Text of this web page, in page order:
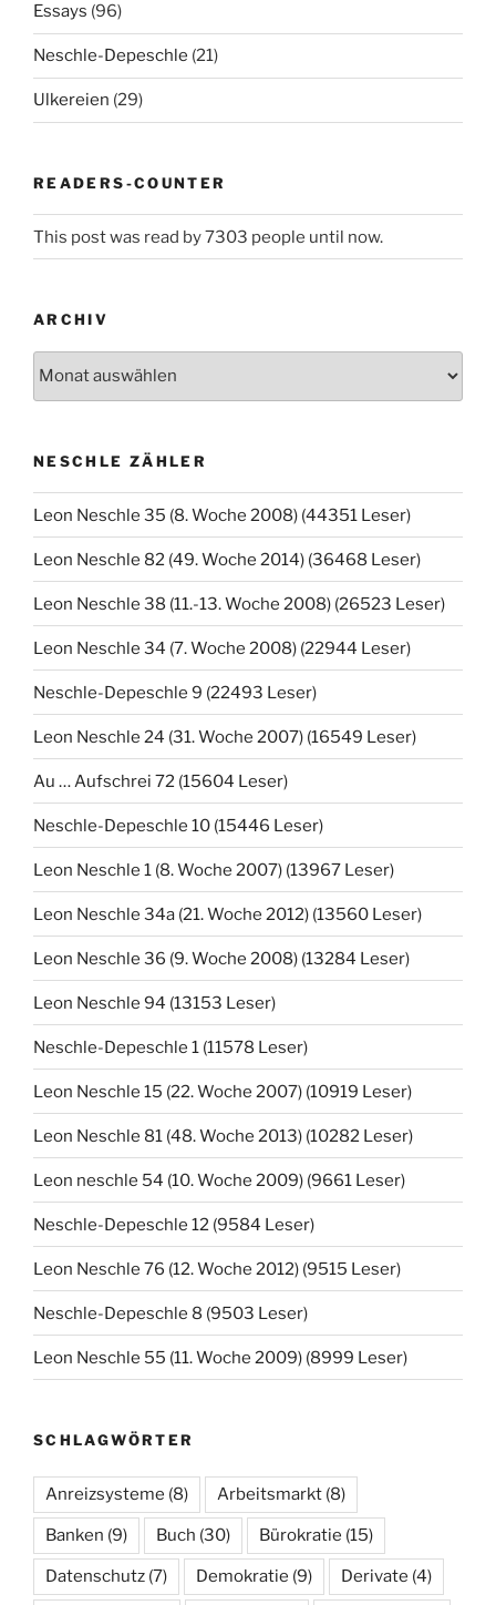
Essays (96)
Neschle-Depeschle (21)
Ulkereien (29)
READERS-COUNTER
This post was read by 7303 people until now.
ARCHIV
NESCHLE ZÄHLER
Leon Neschle 35 (8. Woche 2008) (44351 Leser)
Leon Neschle 82 (49. Woche 2014) (36468 Leser)
Leon Neschle 38 (11.-13. Woche 2008) (26523 Leser)
Leon Neschle 34 (7. Woche 2008) (22944 Leser)
Neschle-Depeschle 9 (22493 Leser)
Leon Neschle 24 (31. Woche 2007) (16549 Leser)
Au … Aufschrei 72 (15604 Leser)
Neschle-Depeschle 10 (15446 Leser)
Leon Neschle 1 (8. Woche 2007) (13967 Leser)
Leon Neschle 34a (21. Woche 2012) (13560 Leser)
Leon Neschle 36 (9. Woche 2008) (13284 Leser)
Leon Neschle 94 (13153 Leser)
Neschle-Depeschle 1 (11578 Leser)
Leon Neschle 15 (22. Woche 2007) (10919 Leser)
Leon Neschle 81 (48. Woche 2013) (10282 Leser)
Leon neschle 54 (10. Woche 2009) (9661 Leser)
Neschle-Depeschle 12 (9584 Leser)
Leon Neschle 76 (12. Woche 2012) (9515 Leser)
Neschle-Depeschle 8 (9503 Leser)
Leon Neschle 55 (11. Woche 2009) (8999 Leser)
SCHLAGWÖRTER
Anreizsysteme (8) Arbeitsmarkt (8)
Banken (9) Buch (30) Bürokratie (15)
Datenschutz (7) Demokratie (9) Derivate (4)